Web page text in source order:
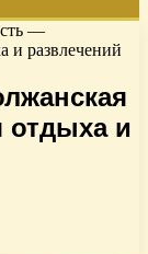
—
и развлечений
отдыха и